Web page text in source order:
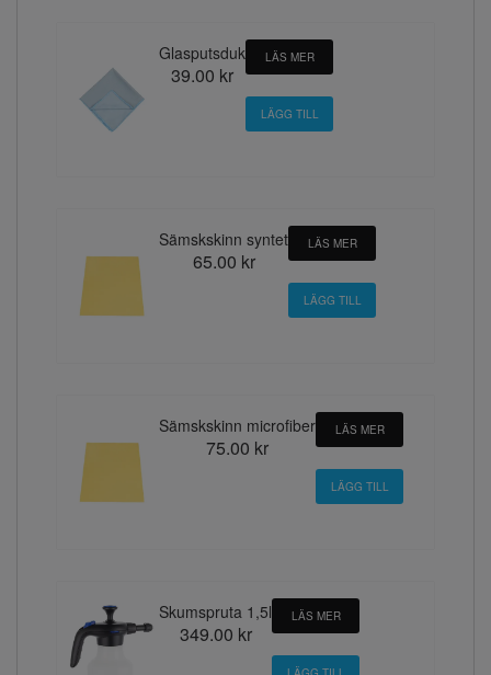
Glasputsduk
39.00 kr
LÄS MER
Sämskskinn syntet
65.00 kr
LÄS MER
Sämskskinn microfiber
75.00 kr
LÄS MER
Skumspruta 1,5l
349.00 kr
LÄS MER